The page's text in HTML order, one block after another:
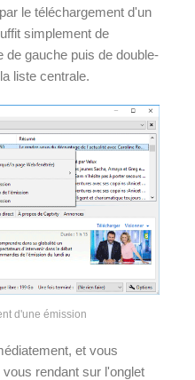
le téléchargement d'un
simplement de
de gauche puis de double-
liste centrale.
d'une émission
et vous
rendant sur l'onglet